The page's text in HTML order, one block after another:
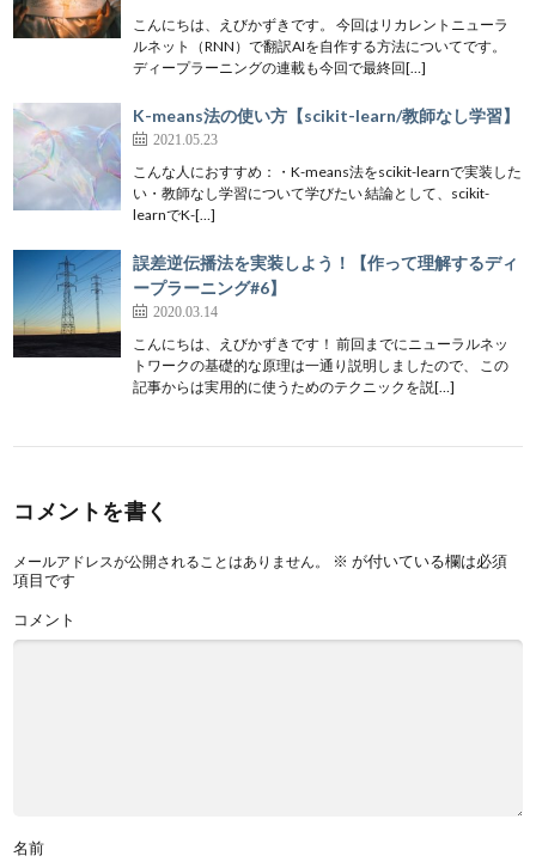
こんにちは、えびかずきです。 今回はリカレントニューラ
ルネット（RNN）で翻訳AIを自作する方法についてです。
ディープラーニングの連載も今回で最終回[…]
K-means法の使い方【scikit-learn/教師なし学習】
2021.05.23
こんな人におすすめ：・K-means法をscikit-learnで実装した
い・教師なし学習について学びたい 結論として、scikit-
learnでK-[…]
誤差逆伝播法を実装しよう！【作って理解するディ
ープラーニング#6】
2020.03.14
こんにちは、えびかずきです！ 前回までにニューラルネッ
トワークの基礎的な原理は一通り説明しましたので、 この
記事からは実用的に使うためのテクニックを説[…]
コメントを書く
メールアドレスが公開されることはありません。 ※ が付いている欄は必須
項目です
コメント
名前